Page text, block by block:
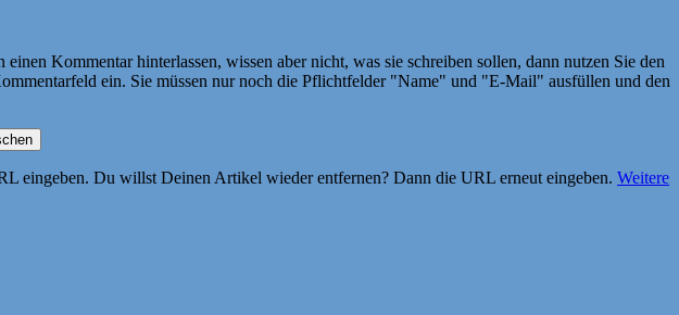
Kommentar hinterlassen, wissen aber nicht, was sie schreiben sollen, dann nutzen Sie den
ein. Sie müssen nur noch die Pflichtfelder "Name" und "E-Mail" ausfüllen und den
eingeben. Du willst Deinen Artikel wieder entfernen? Dann die URL erneut eingeben. Weitere